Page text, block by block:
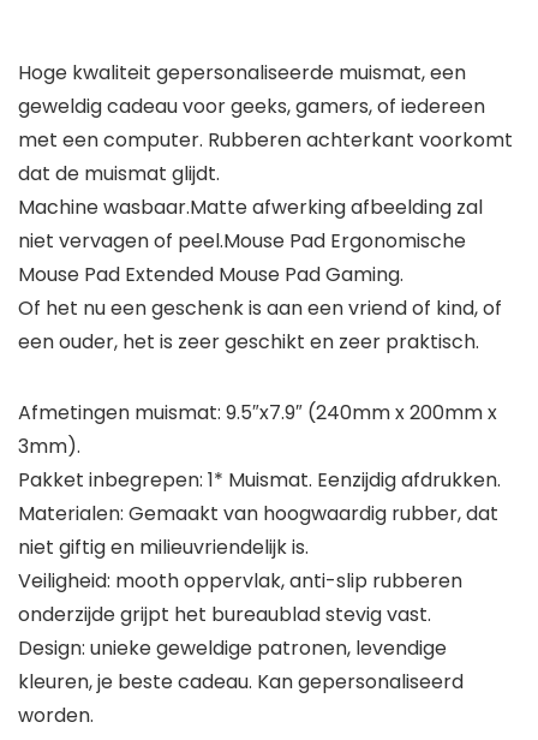
aantal
Hoge kwaliteit gepersonaliseerde muismat, een
geweldig cadeau voor geeks, gamers, of iedereen
met een computer. Rubberen achterkant voorkomt
dat de muismat glijdt.
Machine wasbaar.Matte afwerking afbeelding zal
niet vervagen of peel.Mouse Pad Ergonomische
Mouse Pad Extended Mouse Pad Gaming.
Of het nu een geschenk is aan een vriend of kind, of
een ouder, het is zeer geschikt en zeer praktisch.
Afmetingen muismat: 9.5″x7.9″ (240mm x 200mm x
3mm).
Pakket inbegrepen: 1* Muismat. Eenzijdig afdrukken.
Materialen: Gemaakt van hoogwaardig rubber, dat
niet giftig en milieuvriendelijk is.
Veiligheid: mooth oppervlak, anti-slip rubberen
onderzijde grijpt het bureaublad stevig vast.
Design: unieke geweldige patronen, levendige
kleuren, je beste cadeau. Kan gepersonaliseerd
worden.